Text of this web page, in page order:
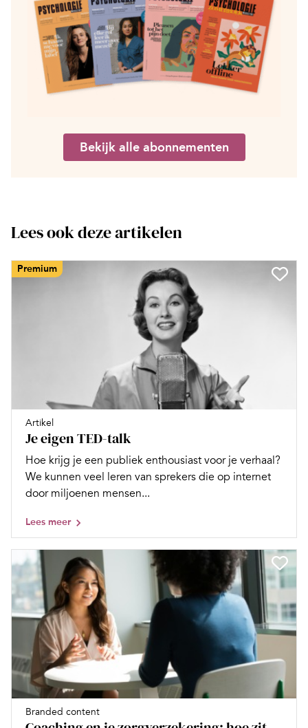
Bekijk alle abonnementen
Lees ook deze artikelen
Premium
Artikel
Je eigen TED-talk
Hoe krijg je een publiek enthousiast voor je verhaal?
We kunnen veel leren van sprekers die op internet
door miljoenen mensen...
Lees meer
Branded content